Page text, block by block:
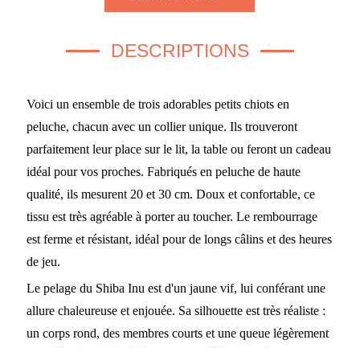
DESCRIPTIONS
Voici un ensemble de trois adorables petits chiots en
peluche, chacun avec un collier unique. Ils trouveront
parfaitement leur place sur le lit, la table ou feront un cadeau
idéal pour vos proches. Fabriqués en peluche de haute
qualité, ils mesurent 20 et 30 cm. Doux et confortable, ce
tissu est très agréable à porter au toucher. Le rembourrage
est ferme et résistant, idéal pour de longs câlins et des heures
de jeu.
Le pelage du Shiba Inu est d'un jaune vif, lui conférant une
allure chaleureuse et enjouée. Sa silhouette est très réaliste :
un corps rond, des membres courts et une queue légèrement